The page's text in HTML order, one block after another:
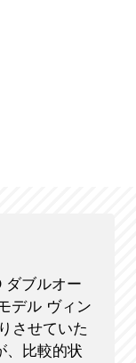
ダブルオー
デル ヴィン
させていた
、比較的状